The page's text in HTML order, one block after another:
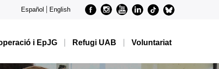
Español English Facebook
Instagram
Youtube
Linkedin
metode-
metode-
i EpJG Refugi UAB Voluntariat